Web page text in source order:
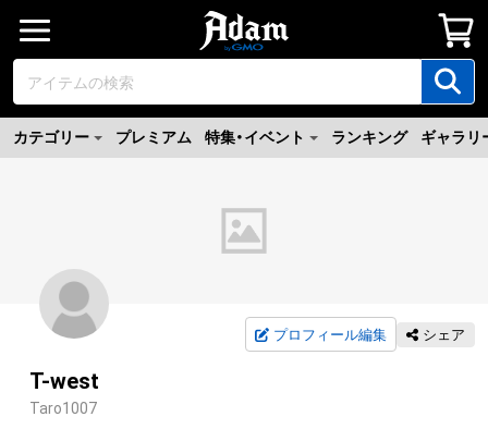
カテゴリー プレミアム 特集・イベント ランキング ギャラリ
プロフィール編集 シェア
T-west
Taro1007